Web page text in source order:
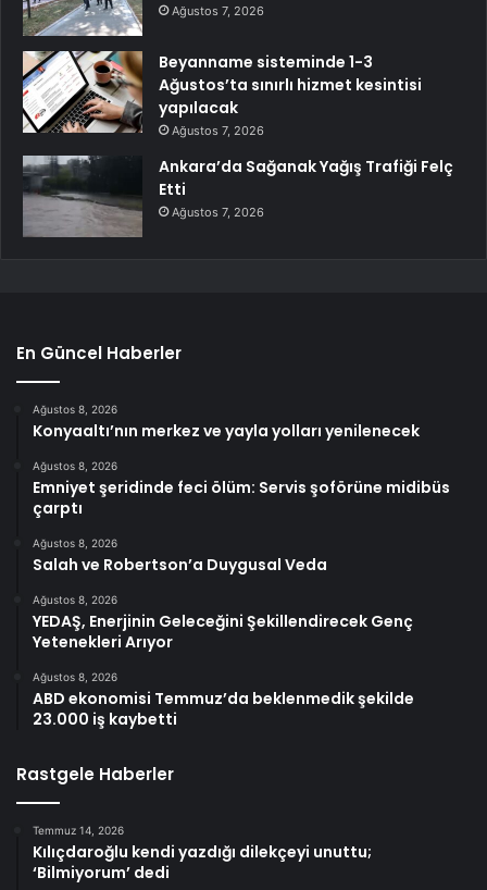
Ağustos 7, 2026
Beyanname sisteminde 1-3
Ağustos’ta sınırlı hizmet kesintisi
yapılacak
Ağustos 7, 2026
Ankara’da Sağanak Yağış Trafiği Felç
Etti
Ağustos 7, 2026
En Güncel Haberler
Ağustos 8, 2026
Konyaaltı’nın merkez ve yayla yolları yenilenecek
Ağustos 8, 2026
Emniyet şeridinde feci ölüm: Servis şoförüne midibüs
çarptı
Ağustos 8, 2026
Salah ve Robertson’a Duygusal Veda
Ağustos 8, 2026
YEDAŞ, Enerjinin Geleceğini Şekillendirecek Genç
Yetenekleri Arıyor
Ağustos 8, 2026
ABD ekonomisi Temmuz’da beklenmedik şekilde
23.000 iş kaybetti
Rastgele Haberler
Temmuz 14, 2026
Kılıçdaroğlu kendi yazdığı dilekçeyi unuttu;
‘Bilmiyorum’ dedi